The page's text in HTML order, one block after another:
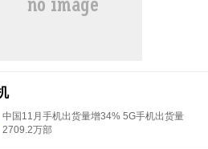
中国11月手机出货量增34% 5G手机出货量
2709.2万部